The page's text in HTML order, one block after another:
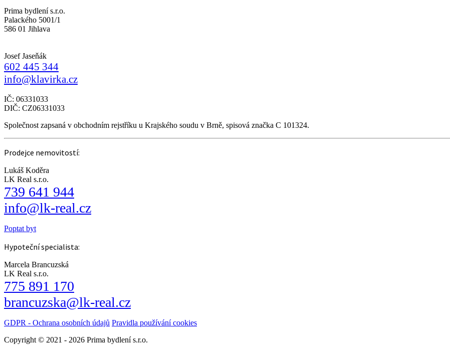
Prima bydlení s.r.o.
Palackého 5001/1
586 01 Jihlava
Josef Jaseňák
602 445 344
info@klavirka.cz
IČ: 06331033
DIČ: CZ06331033
Společnost zapsaná v obchodním rejstříku u Krajského soudu v Brně, spisová značka C 101324.
Prodejce nemovitostí:
Lukáš Koděra
LK Real s.r.o.
739 641 944
info@lk-real.cz
Poptat byt
Hypoteční specialista:
Marcela Brancuzská
LK Real s.r.o.
775 891 170
brancuzska@lk-real.cz
GDPR - Ochrana osobních údajů Pravidla používání cookies
Copyright © 2021 - 2026 Prima bydlení s.r.o.